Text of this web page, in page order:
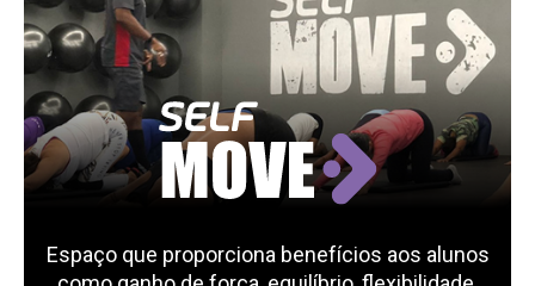
Espaço que proporciona benefícios aos alunos